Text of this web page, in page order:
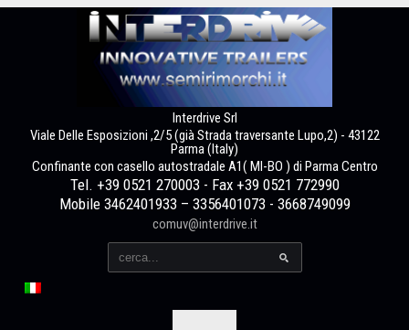
Interdrive Srl
Viale Delle Esposizioni ,2/5 (già Strada traversante Lupo,2) - 43122
Parma (Italy)
Confinante con casello autostradale A1( MI-BO ) di Parma Centro
Tel. +39 0521 270003 - Fax +39 0521 772990
Mobile 3462401933 – 3356401073 - 3668749099
comuv@interdrive.it